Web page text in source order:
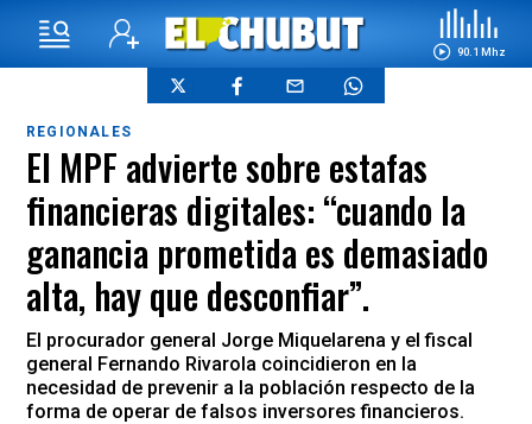
90.1 Mhz
REGIONALES
El MPF advierte sobre estafas
financieras digitales: “cuando la
ganancia prometida es demasiado
alta, hay que desconfiar”.
El procurador general Jorge Miquelarena y el fiscal
general Fernando Rivarola coincidieron en la
necesidad de prevenir a la población respecto de la
forma de operar de falsos inversores financieros.